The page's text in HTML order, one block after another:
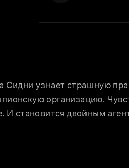
узнаeт страшную
организацию.
И становится двойным